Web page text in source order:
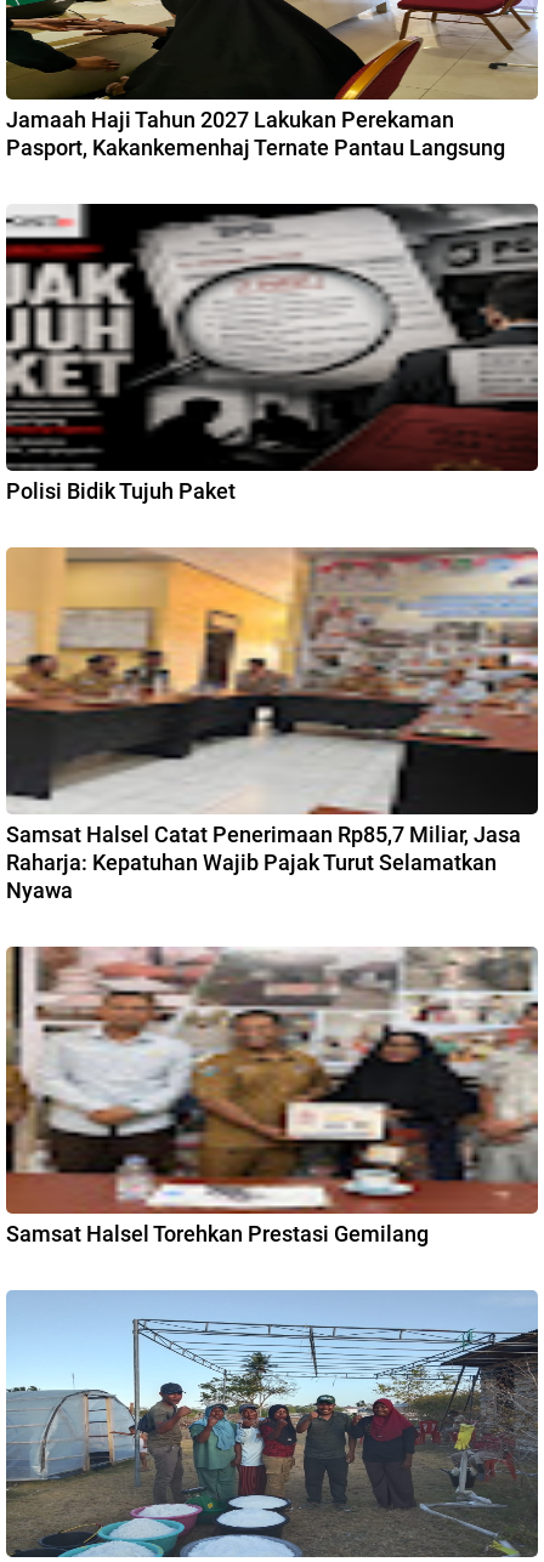
Jamaah Haji Tahun 2027 Lakukan Perekaman
Pasport, Kakankemenhaj Ternate Pantau Langsung
Polisi Bidik Tujuh Paket
Samsat Halsel Catat Penerimaan Rp85,7 Miliar, Jasa
Raharja: Kepatuhan Wajib Pajak Turut Selamatkan
Nyawa
Samsat Halsel Torehkan Prestasi Gemilang